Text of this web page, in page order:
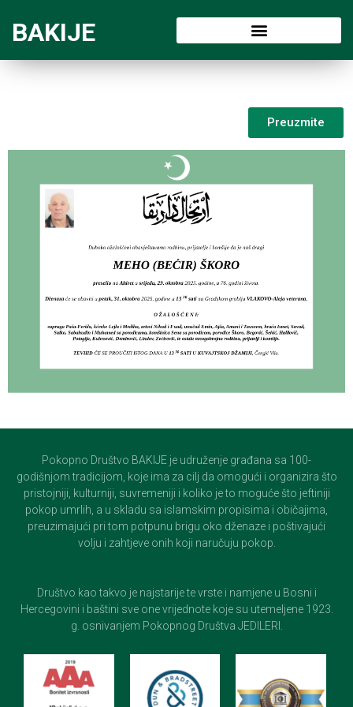
BAKIJE
Preuzmite
Pokopno Društvo BAKIJE je udruženje građana sa 100-
godišnjom tradicijom, koje ima za cilj da omogući i organizira što
pristojniji, kulturniji, suvremeniji i koliko je to moguće što jeftiniji
pokop umrlih, a u skladu sa islamskim propisima i običajima,
preuzimajući pri tom potpunu brigu oko dženaze i poštivajući
volju i zahtjeve onih koji naručuju pokop.
Društvo kao takvo je najstarije te vrste i namjene u Bosni i
Hercegovini i baštini sve one vrijednote koje su utemeljene 1923.
g. osnivanjem Pokopnog Društva JEDILERI.